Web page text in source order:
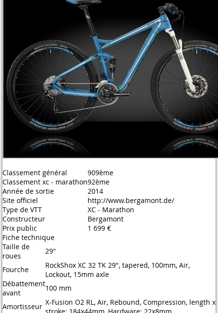
Classement général
909ème
Classement xc - marathon92ème
Année de sortie
2014
Site officiel
http://www.bergamont.de/
Type de VTT
XC - Marathon
Constructeur
Bergamont
Prix public
1 699 €
Fiche technique
Taille de
roues
29"
Fourche
RockShox XC 32 TK 29", tapered, 100mm, Air,
Lockout, 15mm axle
Débattement
avant
100 mm
Amortisseur X-Fusion O2 RL, Air, Rebound, Compression, length x